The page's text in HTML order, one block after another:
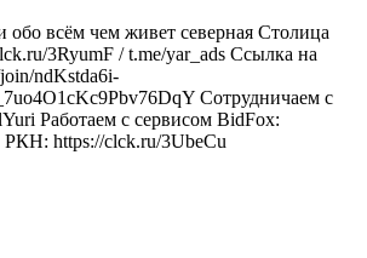
всём чем живет северная Столица
3RyumF / t.me/yar_ads Ссылка на
ndKstda6i-
Сотрудничаем с
Работаем с сервисом BidFox:
РКН: https://clck.ru/3UbeCu